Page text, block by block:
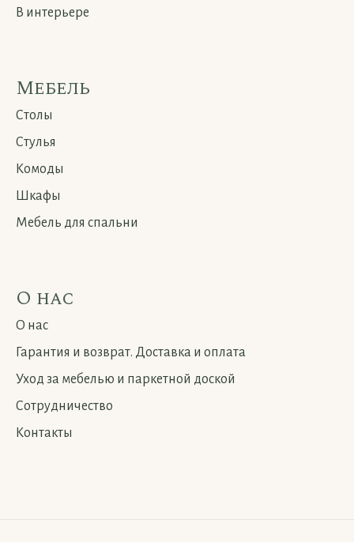
В интерьере
Мебель
Столы
Стулья
Комоды
Шкафы
Мебель для спальни
О нас
О нас
Гарантия и возврат. Доставка и оплата
Уход за мебелью и паркетной доской
Сотрудничество
Контакты